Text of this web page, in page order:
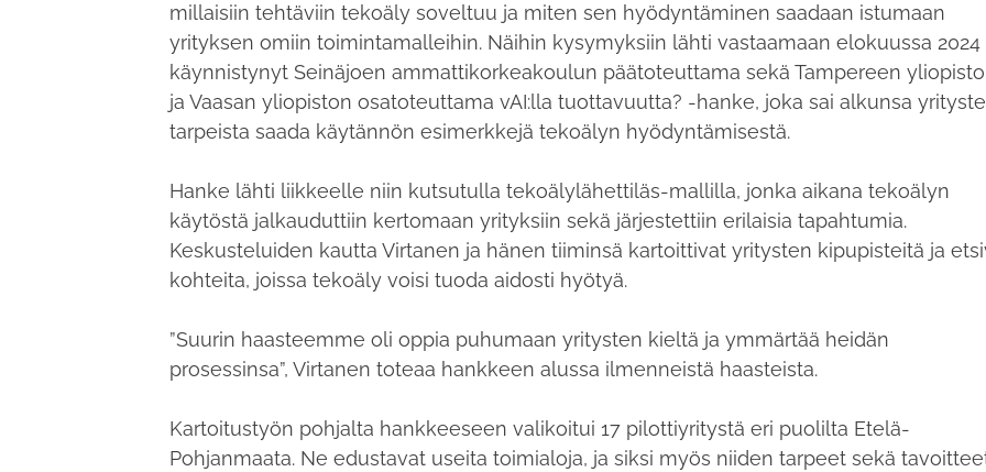
millaisiin tehtäviin tekoäly soveltuu ja miten sen hyödyntäminen saadaan istumaan
yrityksen omiin toimintamalleihin. Näihin kysymyksiin lähti vastaamaan elokuussa 2024
käynnistynyt Seinäjoen ammattikorkeakoulun päätoteuttama sekä Tampereen
ja Vaasan yliopiston osatoteuttama vAI:lla tuottavuutta? -hanke, joka sai alkunsa
tarpeista saada käytännön esimerkkejä tekoälyn hyödyntämisestä.
Hanke lähti liikkeelle niin kutsutulla tekoälylähettiläs-mallilla, jonka aikana tekoälyn
käytöstä jalkauduttiin kertomaan yrityksiin sekä järjestettiin erilaisia tapahtumia.
Keskusteluiden kautta Virtanen ja hänen tiiminsä kartoittivat yritysten kipupisteitä ja
kohteita, joissa tekoäly voisi tuoda aidosti hyötyä.
”Suurin haasteemme oli oppia puhumaan yritysten kieltä ja ymmärtää heidän
prosessinsa”, Virtanen toteaa hankkeen alussa ilmenneistä haasteista.
Kartoitustyön pohjalta hankkeeseen valikoitui 17 pilottiyritystä eri puolilta Etelä-
Pohjanmaata. Ne edustavat useita toimialoja, ja siksi myös niiden tarpeet sekä